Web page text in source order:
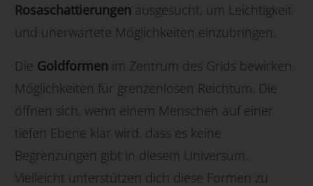
Rosaschattierungen ausgesucht, um Leichtigkeit
und unerwartete Möglichkeiten einzubringen.
Die Goldformen im Zentrum des Grids bewirken
Möglichkeiten für grenzenlosen Reichtum. Die
öffnen sich, wenn einem Menschen auf einer
tiefen Ebene klar wird, dass es keine
Begrenzungen gibt in diesem Universum.
Vielleicht unterstützen dich diese Formen zu